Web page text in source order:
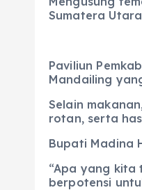
k
Sumatera
Paviliun
Mandailing
Selain
rotan, serta
Bupati Madina
“Apa yang kita
berpotensi